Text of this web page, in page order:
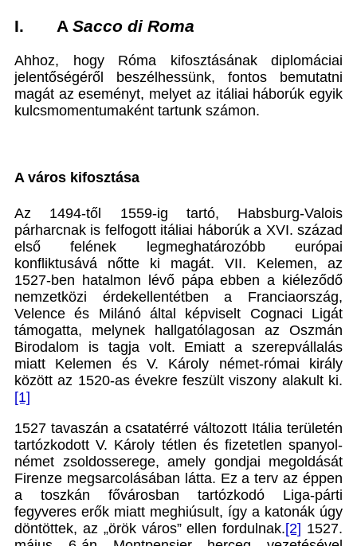
I. A Sacco di Roma
Ahhoz, hogy Róma kifosztásának diplomáciai
jelentőségéről beszélhessünk, fontos bemutatni
magát az eseményt, melyet az itáliai háborúk egyik
kulcsmomentumaként tartunk számon.
A város kifosztása
Az 1494-től 1559-ig tartó, Habsburg-Valois
párharcnak is felfogott itáliai háborúk a XVI. század
első felének legmeghatározóbb európai
konfliktusává nőtte ki magát. VII. Kelemen, az
1527-ben hatalmon lévő pápa ebben a kiéleződő
nemzetközi érdekellentétben a Franciaország,
Velence és Milánó által képviselt Cognaci Ligát
támogatta, melynek hallgatólagosan az Oszmán
Birodalom is tagja volt. Emiatt a szerepvállalás
miatt Kelemen és V. Károly német-római király
között az 1520-as évekre feszült viszony alakult ki.
[1]
1527 tavaszán a csatatérré változott Itália területén
tartózkodott V. Károly tétlen és fizetetlen spanyol-
német zsoldosserege, amely gondjai megoldását
Firenze megsarcolásában látta. Ez a terv az éppen
a toszkán fővárosban tartózkodó Liga-párti
fegyveres erők miatt meghiúsult, így a katonák úgy
döntöttek, az „örök város” ellen fordulnak.[2] 1527.